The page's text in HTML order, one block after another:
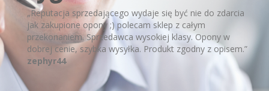
„Reputacja sprzedającego wydaje się być nie do zdarcia
jak zakupione opony ;) polecam sklep z całym
przekonaniem. Sprzedawca wysokiej klasy. Opony w
dobrej cenie, szybka wysyłka. Produkt zgodny z opisem.”
zephyr44